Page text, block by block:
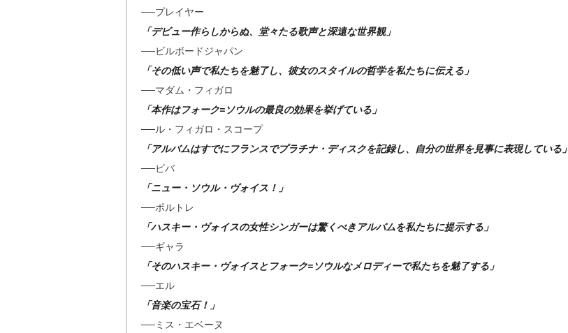
──プレイヤー
「デビュー作らしからぬ、堂々たる歌声と深遠な世界観」
──ビルボードジャパン
「その低い声で私たちを魅了し、彼女のスタイルの哲学を私たちに伝える」
──マダム・フィガロ
「本作はフォーク=ソウルの最良の効果を挙げている」
──ル・フィガロ・スコープ
「アルバムはすでにフランスでプラチナ・ディスクを記録し、自分の世界を見事に表現している」
──ビバ
「ニュー・ソウル・ヴォイス！」
──ポルトレ
「ハスキー・ヴォイスの女性シンガーは驚くべきアルバムを私たちに提示する」
──ギャラ
「そのハスキー・ヴォイスとフォーク=ソウルなメロディーで私たちを魅了する」
──エル
「音楽の宝石！」
──ミス・エベーヌ